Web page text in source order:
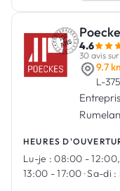
4.6
30 avis
9.7
L-
HEURES
Lu-je : 08:00 -
13:00 - 17:00 ·Sa-di :